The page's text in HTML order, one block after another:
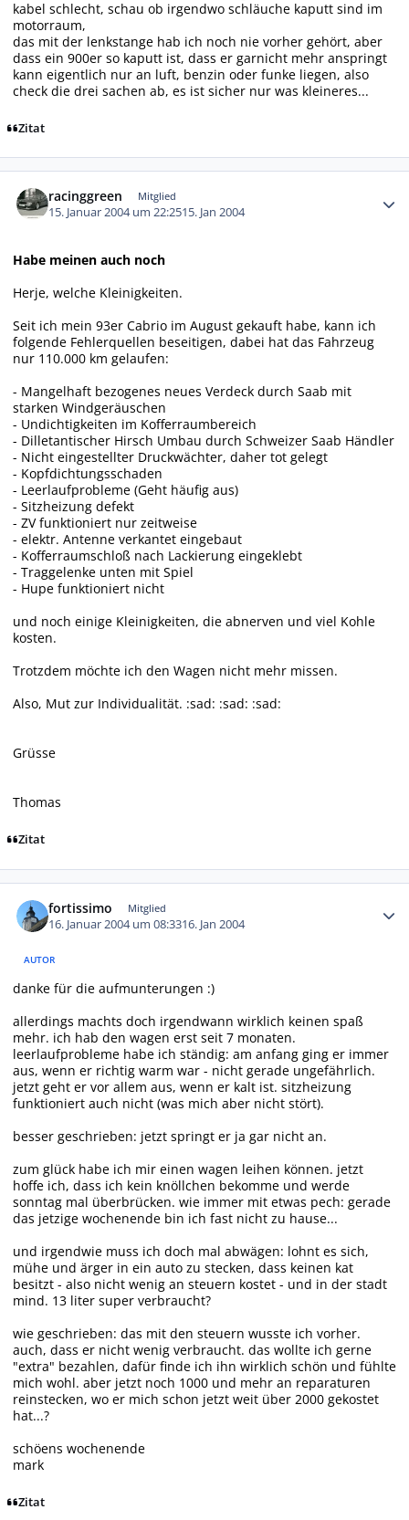
kabel schlecht, schau ob irgendwo schläuche kaputt sind im
motorraum,
das mit der lenkstange hab ich noch nie vorher gehört, aber
dass ein 900er so kaputt ist, dass er garnicht mehr anspringt
kann eigentlich nur an luft, benzin oder funke liegen, also
check die drei sachen ab, es ist sicher nur was kleineres...
Zitat
racinggreen Mitglied
15. Januar 2004 um 22:2515. Jan 2004
Habe meinen auch noch
Herje, welche Kleinigkeiten.
Seit ich mein 93er Cabrio im August gekauft habe, kann ich
folgende Fehlerquellen beseitigen, dabei hat das Fahrzeug
nur 110.000 km gelaufen:
- Mangelhaft bezogenes neues Verdeck durch Saab mit
starken Windgeräuschen
- Undichtigkeiten im Kofferraumbereich
- Dilletantischer Hirsch Umbau durch Schweizer Saab Händler
- Nicht eingestellter Druckwächter, daher tot gelegt
- Kopfdichtungsschaden
- Leerlaufprobleme (Geht häufig aus)
- Sitzheizung defekt
- ZV funktioniert nur zeitweise
- elektr. Antenne verkantet eingebaut
- Kofferraumschloß nach Lackierung eingeklebt
- Traggelenke unten mit Spiel
- Hupe funktioniert nicht
und noch einige Kleinigkeiten, die abnerven und viel Kohle
kosten.
Trotzdem möchte ich den Wagen nicht mehr missen.
Also, Mut zur Individualität. :sad: :sad: :sad:
Grüsse
Thomas
Zitat
fortissimo Mitglied
16. Januar 2004 um 08:3316. Jan 2004
AUTOR
danke für die aufmunterungen :)
allerdings machts doch irgendwann wirklich keinen spaß
mehr. ich hab den wagen erst seit 7 monaten.
leerlaufprobleme habe ich ständig: am anfang ging er immer
aus, wenn er richtig warm war - nicht gerade ungefährlich.
jetzt geht er vor allem aus, wenn er kalt ist. sitzheizung
funktioniert auch nicht (was mich aber nicht stört).
besser geschrieben: jetzt springt er ja gar nicht an.
zum glück habe ich mir einen wagen leihen können. jetzt
hoffe ich, dass ich kein knöllchen bekomme und werde
sonntag mal überbrücken. wie immer mit etwas pech: gerade
das jetzige wochenende bin ich fast nicht zu hause...
und irgendwie muss ich doch mal abwägen: lohnt es sich,
mühe und ärger in ein auto zu stecken, dass keinen kat
besitzt - also nicht wenig an steuern kostet - und in der stadt
mind. 13 liter super verbraucht?
wie geschrieben: das mit den steuern wusste ich vorher.
auch, dass er nicht wenig verbraucht. das wollte ich gerne
"extra" bezahlen, dafür finde ich ihn wirklich schön und fühlte
mich wohl. aber jetzt noch 1000 und mehr an reparaturen
reinstecken, wo er mich schon jetzt weit über 2000 gekostet
hat...?
schöens wochenende
mark
Zitat